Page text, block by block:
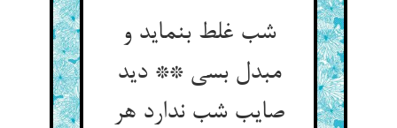
شب غلط بنماید و
مبدل بسی ** دید
صایب شب ندارد هر